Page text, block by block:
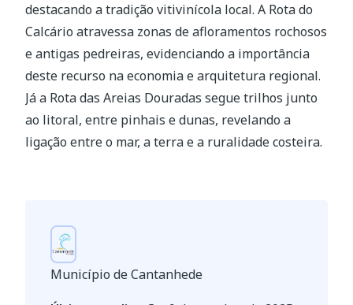
destacando a tradição vitivinícola local. A Rota do
Calcário atravessa zonas de afloramentos rochosos
e antigas pedreiras, evidenciando a importância
deste recurso na economia e arquitetura regional.
Já a Rota das Areias Douradas segue trilhos junto
ao litoral, entre pinhais e dunas, revelando a
ligação entre o mar, a terra e a ruralidade costeira.
Município de Cantanhede